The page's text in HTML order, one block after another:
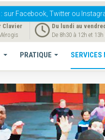
: sur Facebook, Twitter ou
Clavier
Du lundi au
De 8h30 à 12h et
PRATIQUE SERVICES